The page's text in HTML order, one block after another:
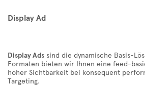
Display Ad
Display Ads sind die dynamische Basis-
Formaten bieten wir Ihnen eine feed-
hoher Sichtbarkeit bei konsequent
Targeting.